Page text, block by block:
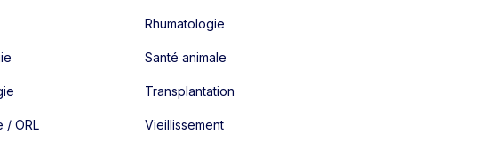
/ ORL
Rhumatologie
Santé animale
Transplantation
Vieillissement